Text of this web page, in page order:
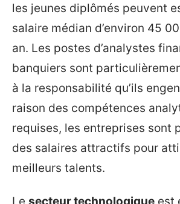
les jeunes diplômés peuvent
salaire médian d’environ 45
an. Les postes d’analystes
banquiers sont
à la responsabilité qu’ils
raison des compétences
requises, les entreprises sont
des salaires attractifs pour
meilleurs talents.